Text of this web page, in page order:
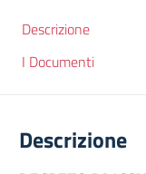
Descrizione
I Documenti
Descrizione